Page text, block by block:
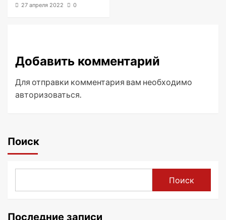
27 апреля 2022
0
Добавить комментарий
Для отправки комментария вам необходимо
авторизоваться.
Поиск
Поиск
Последние записи